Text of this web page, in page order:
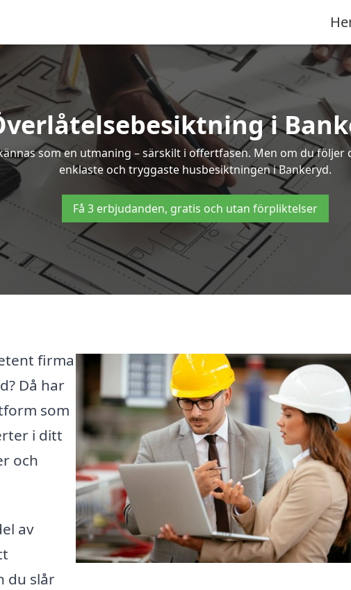
i
som en utmaning – särskilt i offertfasen. Men om du
enklaste och tryggaste husbesiktningen i Bankeryd.
Få 3 erbjudanden, gratis och utan förpliktelser
firma
Då har
som
i ditt
och
av
du slår